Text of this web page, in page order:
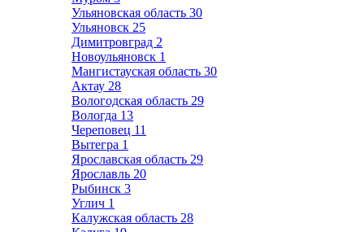
Ульяновская область 30
Ульяновск 25
Димитровград 2
Новоульяновск 1
Мангистауская область 30
Актау 28
Вологодская область 29
Вологда 13
Череповец 11
Вытегра 1
Ярославская область 29
Ярославль 20
Рыбинск 3
Углич 1
Калужская область 28